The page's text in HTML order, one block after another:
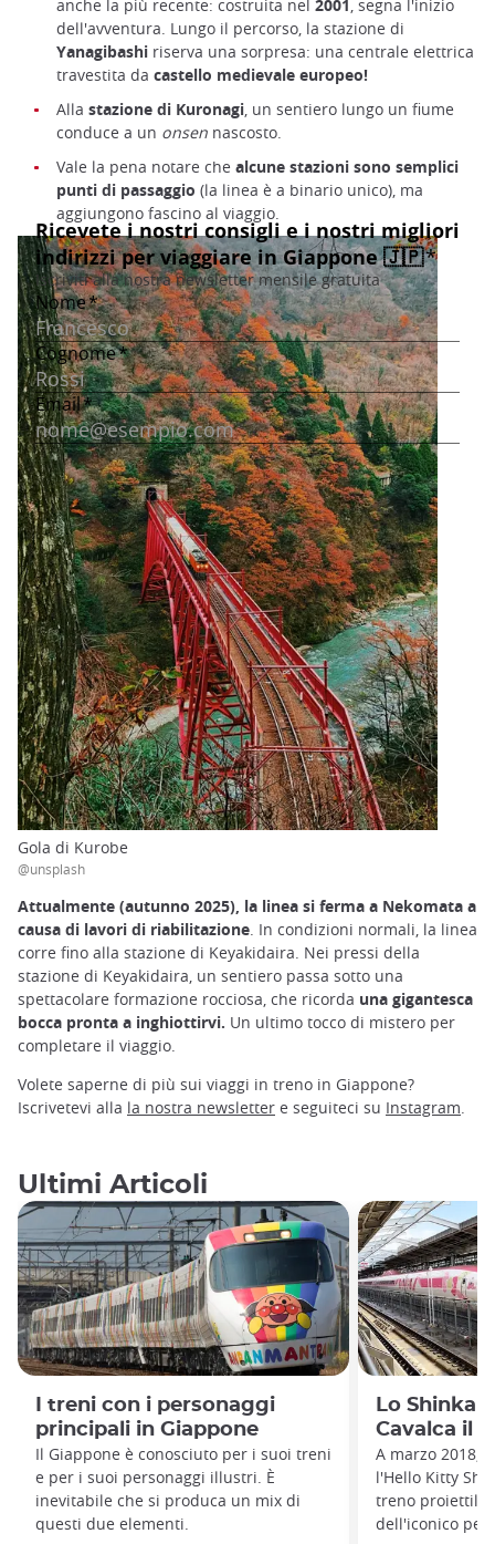
anche la più recente: costruita nel 2001 , segna l'inizio
dell'avventura. Lungo il percorso, la stazione di
Yanagibashi riserva una sorpresa: una centrale elettrica
travestita da castello medievale europeo!
Alla stazione di Kuronagi, un sentiero lungo un fiume
conduce a un onsen nascosto.
Vale la pena notare che alcune stazioni sono semplici
punti di passaggio (la linea è a binario unico), ma
aggiungono fascino al viaggio.
Gola di Kurobe
@unsplash
Attualmente (autunno 2025), la linea si ferma a Nekomata a
causa di lavori di riabilitazione. In condizioni normali, la linea
corre fino alla stazione di Keyakidaira. Nei pressi della
stazione di Keyakidaira, un sentiero passa sotto una
spettacolare formazione rocciosa, che ricorda una gigantesca
bocca pronta a inghiottirvi. Un ultimo tocco di mistero per
completare il viaggio.
Volete saperne di più sui viaggi in treno in Giappone?
Iscrivetevi alla la nostra newsletter e seguiteci su Instagram.
Ultimi Articoli
I treni con i personaggi
principali in Giappone
Il Giappone è conosciuto per i suoi treni
e per i suoi personaggi illustri. È
inevitabile che si produca un mix di
questi due elementi.
Lo
Cavalca il
A marzo 2018,
l'Hello Kitty
treno proiettile
dell'iconico